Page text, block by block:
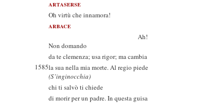
ARTASERSE
Oh virtù che innamora!
ARBACE
Ah!
Non domando
da te clemenza; usa rigor; ma cambia
1585la sua nella mia morte. Al regio piede
(S’inginocchia)
chi ti salvò ti chiede
di morir per un padre. In questa guisa